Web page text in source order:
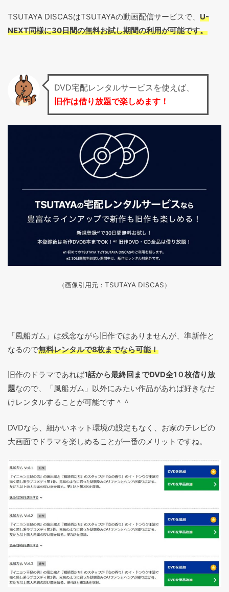
TSUTAYA DISCASはTSUTAYAの動画配信サービスで、 U-
NEXT同様に30日間の無料お試し期間の利用が可能です。
DVD宅配レンタルサービスを使えば、
旧作は借り放題で楽しめます！
（画像引用元：TSUTAYA DISCAS）
「風船ガム」は残念ながら旧作ではありませんが、準新作と
なるので無料レンタルで8枚までなら可能！
旧作のドラマであれば1話から最終回までDVD全1０枚借り放
題なので、「風船ガム」以外にみたい作品があれば好きなだ
けレンタルすることが可能です＾＾
DVDなら、細かいネット環境の設定もなく、お家のテレビの
大画面でドラマを楽しめることが一番のメリットですね。